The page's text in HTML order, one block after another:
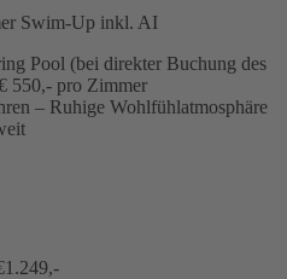
Swim-Up inkl. AI
Pool (bei direkter Buchung des
550,- pro Zimmer
– Ruhige Wohlfühlatmosphäre
1.249,-